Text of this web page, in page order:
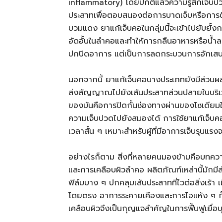
inflammatory) โดยปกติแล้วความรู้สึกเจ็บป
ประสาทเพื่อตอบสนองต่อการบาดเจ็บหรือกา
บวมแดง ยาแก้เจ็บคอในกลุ่มนี้จะเข้าไปยับยั้ง
อัดอั้นในลำคอและทำให้การกลืนอาหารหรือน้
ปกปิดอาการ แต่เป็นการลดกระบวนการอักเส
นอกจากนี้ ยาแก้เจ็บคอบางประเภทยังมีส่ว
ส่งสัญญาณไปยังเส้นประสาทส่วนปลายในบริ
ของมันคือการปิดกั้นช่องทางผ่านของโซเดียมใ
ความเจ็บปวดไปยังสมองได้ การใช้ยาแก้เจ็
เวลาสั้น ๆ เหมาะสำหรับผู้ที่มีอาการเจ็บรุนแ
อย่างไรก็ตาม สิ่งที่หลายคนมองข้ามคือบทคว
และการเคลือบผิวลำคอ ผลิตภัณฑ์เหล่านี้มัก
ฟิล์มบาง ๆ ปกคลุมเส้นประสาทที่ไวต่อสิ่งเร้
โดยตรง อาการระคายเคืองและการไอแห้ง
เคลือบผิวจึงเป็นกุญแจสำคัญในการฟื้นฟูเยื่อ